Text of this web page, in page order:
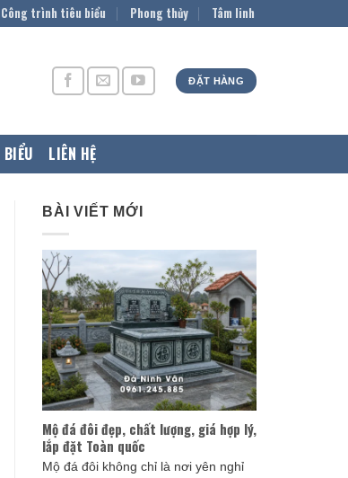
Công trình tiêu biểu Phong thủy Tâm linh
ĐẶT HÀNG
LIÊN HỆ
BÀI VIẾT MỚI
Mộ đá đôi đẹp, chất lượng, giá hợp lý,
lắp đặt Toàn quốc
Mộ đá đôi không chỉ là nơi yên nghỉ